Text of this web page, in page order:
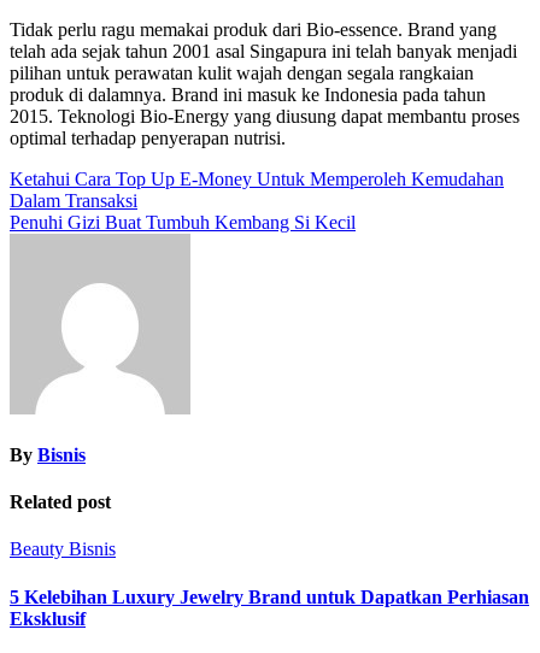
Tidak perlu ragu memakai produk dari Bio-essence. Brand yang
telah ada sejak tahun 2001 asal Singapura ini telah banyak menjadi
pilihan untuk perawatan kulit wajah dengan segala rangkaian
produk di dalamnya. Brand ini masuk ke Indonesia pada tahun
2015. Teknologi Bio-Energy yang diusung dapat membantu proses
optimal terhadap penyerapan nutrisi.
Post
navigation
Ketahui Cara Top Up E-Money Untuk Memperoleh Kemudahan
Dalam Transaksi
Penuhi Gizi Buat Tumbuh Kembang Si Kecil
By Bisnis
Related post
Beauty Bisnis
5 Kelebihan Luxury Jewelry Brand untuk Dapatkan Perhiasan
Eksklusif